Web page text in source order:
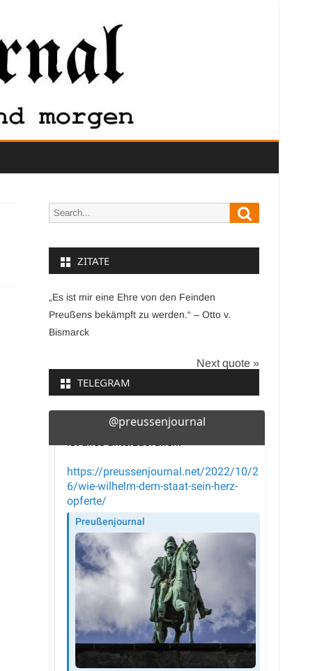
Search
ZITATE
„Es ist mir eine Ehre von den Feinden
Preußens bekämpft zu werden.“ – Otto v.
Bismarck
Next quote »
TELEGRAM
@preussenjournal